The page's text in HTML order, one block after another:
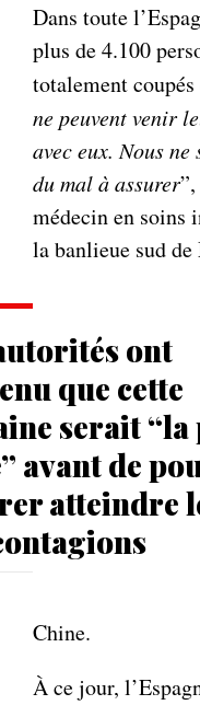
Dans toute
plus de 4.100
totalement
ne peuvent venir
avec eux. Nous
du mal à assurer
médecin en soins
la banlieue sud
ont
que cette
serait “la
avant de
atteindre
Chine.
À ce jour,